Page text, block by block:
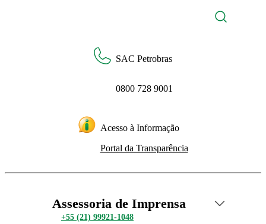
SAC Petrobras
0800 728 9001
Acesso à Informação
Portal da Transparência
Assessoria de Imprensa
+55 (21) 99921-1048